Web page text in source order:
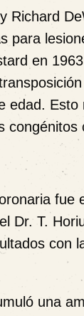
Richard
para
en
edad. Esto
congénitos
fue
Dr. T.
con
una